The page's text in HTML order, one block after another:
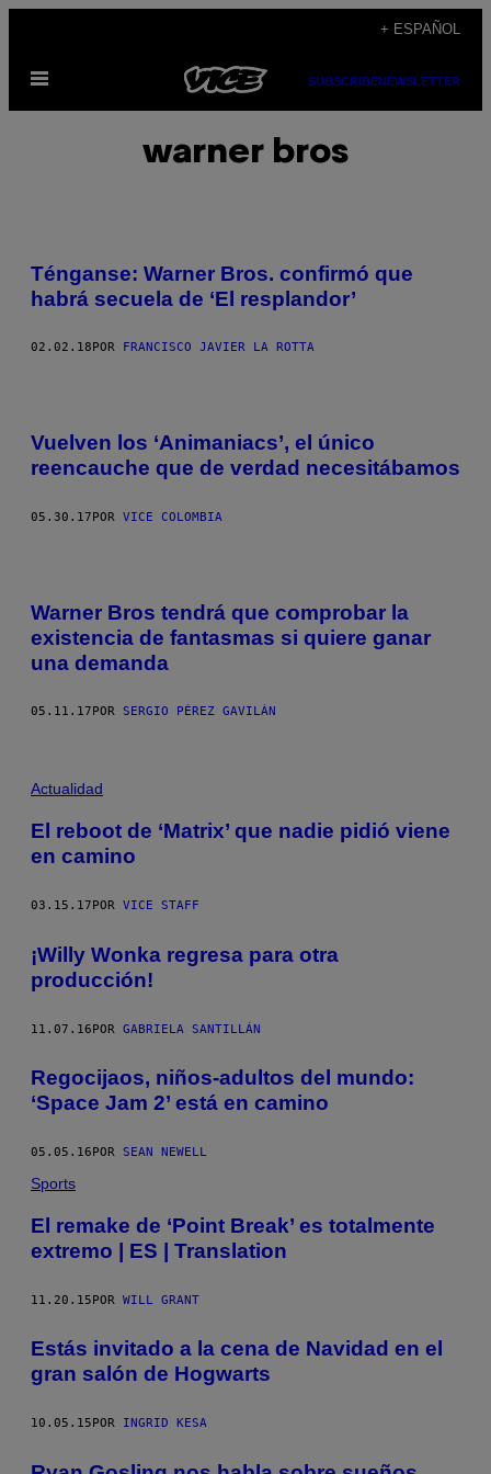
contenido
+ ESPAÑOL
Abrir
SUBSCRIBENEWSLETTER
warner bros
Ténganse: Warner Bros. confirmó que
habrá secuela de ‘El resplandor’
02.02.18 POR FRANCISCO JAVIER LA ROTTA
Vuelven los ‘Animaniacs’, el único
reencauche que de verdad necesitábamos
05.30.17POR VICE COLOMBIA
Warner Bros tendrá que comprobar la
existencia de fantasmas si quiere ganar
una demanda
05.11.17 POR SERGIO PÉREZ GAVILÁN
Actualidad
El reboot de ‘Matrix’ que nadie pidió viene
en camino
03.15.17POR VICE STAFF
¡Willy Wonka regresa para otra
producción!
11.07.16POR GABRIELA SANTILLÁN
Regocijaos, niños-adultos del mundo:
‘Space Jam 2’ está en camino
05.05.16 POR SEAN NEWELL
Sports
El remake de ‘Point Break’ es totalmente
extremo | ES | Translation
11.20.15POR WILL GRANT
Estás invitado a la cena de Navidad en el
gran salón de Hogwarts
10.05.15 POR INGRID KESA